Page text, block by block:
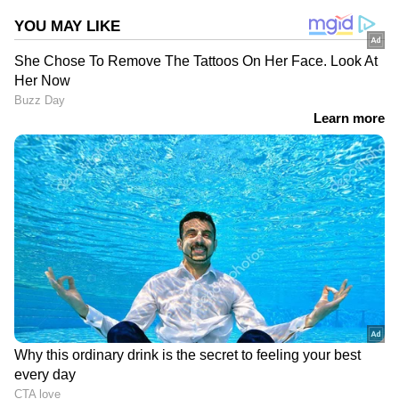
WDWeb Desk
Follow Us